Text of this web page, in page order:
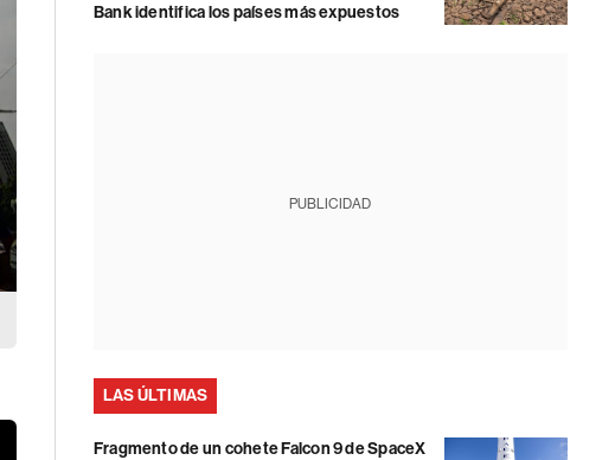
Bank identifica los países más expuestos
PUBLICIDAD
LAS ÚLTIMAS
Fragmento de un cohete Falcon 9 de SpaceX